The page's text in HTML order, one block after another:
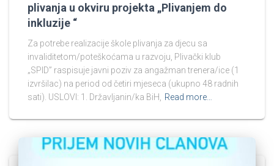
plivanja u okviru projekta „Plivanjem do
inkluzije “
Za potrebe realizacije škole plivanja za djecu sa
invaliditetom/poteškoćama u razvoju, Plivački klub
„SPID” raspisuje javni poziv za angažman trenera/ice (1
izvršilac) na period od četiri mjeseca (ukupno 48 radnih
sati). USLOVI: 1. Državljanin/ka BiH,
Read more…